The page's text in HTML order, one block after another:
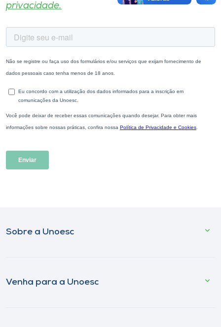
privacidade.
Sobre a Unoesc
Venha para a Unoesc